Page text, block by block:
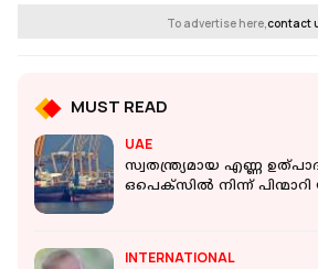
To advertise here,contact
MUST READ
UAE
സ്വതന്ത്ര്യമായ എണ്ണ
ഒപെക്‌സിൽ നിന്ന്
INTERNATIONAL